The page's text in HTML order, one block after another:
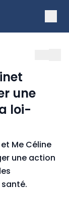
une
loi-
Me Céline
une action